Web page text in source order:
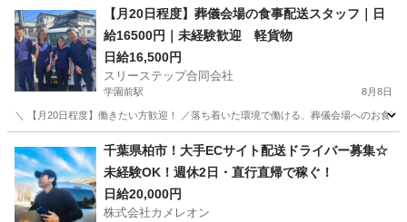
ドライバー 積み込み
【月20日程度】葬儀会場の食事配送スタッフ｜日
給16500円｜未経験歓迎 軽貨物
日給16,500円
スリーステップ合同会社
学園前駅 8月8日
＼ 【月20日程度】働きたい方歓迎！ ／落ち着いた環境で働ける、葬儀会場へのお食
学園前駅 ドライバー スタッフ
千葉県柏市！大手ECサイト配送ドライバー募集☆
未経験OK！週休2日・直行直帰で稼ぐ！
日給20,000円
株式会社カメレオン